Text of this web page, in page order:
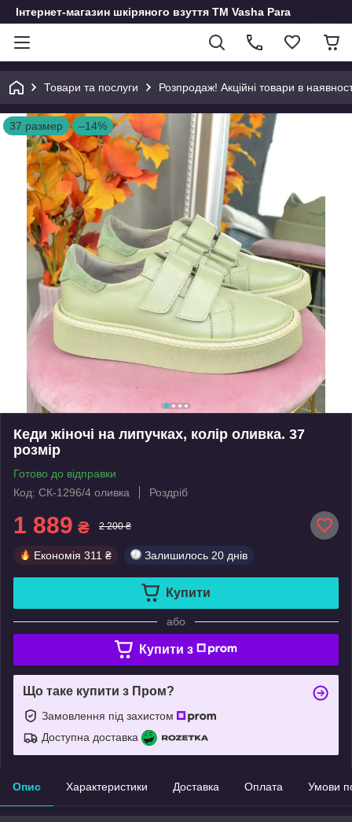
Інтернет-магазин шкіряного взуття ТМ Vasha Para
Товари та послуги Розпродаж! Акційні товари в
37 размер –14%
Кеди жіночі на липучках, колір оливка. 37
розмір
Готово до відправки
Код: СК-1296/4 оливка
Роздріб
1 889 ₴ 2 200 ₴
Економія 311 ₴ Залишилось 20 днів
Купити
або
Купити з
Що таке купити з Пром?
Замовлення під захистом
Доступна доставка
Опис Характеристики Доставка Оплата Умови